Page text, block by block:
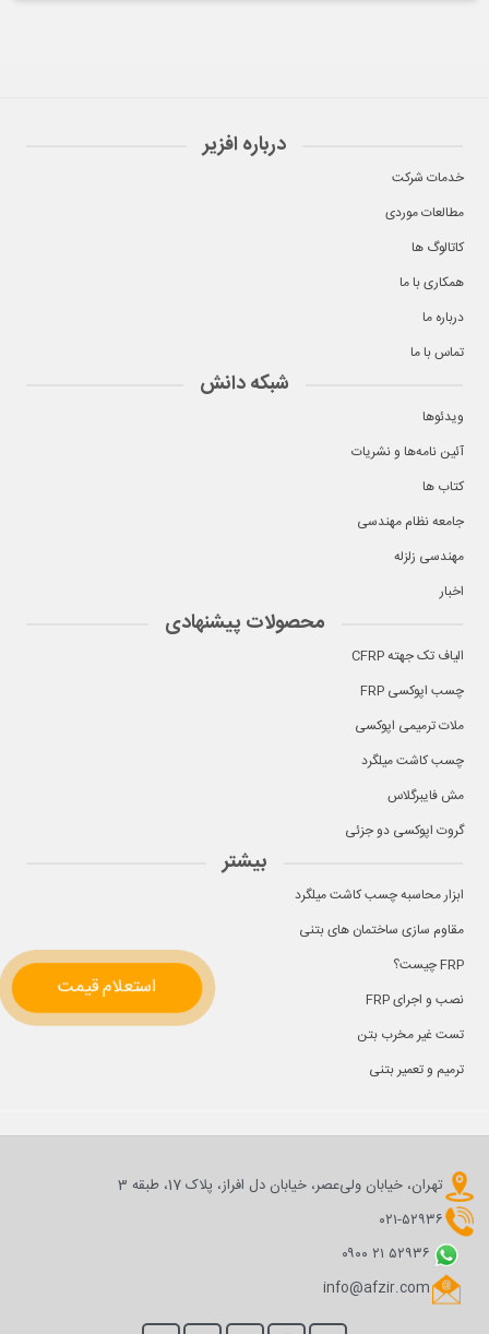
درباره افزیر
خدمات شرکت
مطالعات موردی
کاتالوگ ها
همکاری با ما
درباره ما
تماس با ما
شبکه دانش
ویدئوها
آئین نامه‌ها و نشریات
کتاب ها
جامعه نظام مهندسی
مهندسی زلزله
اخبار
محصولات پیشنهادی
الیاف تک جهته CFRP
چسب اپوکسی FRP
ملات ترمیمی اپوکسی
چسب کاشت میلگرد
مش فایبرگلاس
گروت اپوکسی دو جزئی
بیشتر
ابزار محاسبه چسب کاشت میلگرد
مقاوم سازی ساختمان های بتنی
FRP چیست؟
نصب و اجرای FRP
تست غیر مخرب بتن
ترمیم و تعمیر بتنی
تهران، خیابان ولی‌عصر، خیابان دل افراز، پلاک 17، طبقه 3
۰۲۱-۵۲۹۳۶
۰۹۰۰ ۲۱ ۵۲۹۳۶
info@afzir.com
استعلام قیمت